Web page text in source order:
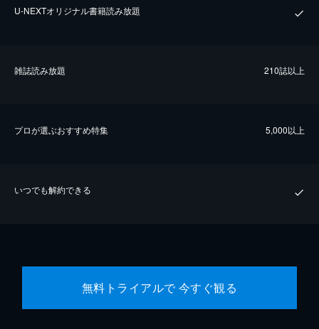
U-NEXTオリジナル書籍読み放題
雑誌読み放題 210誌以上
プロが選ぶおすすめ特集 5,000以上
いつでも解約できる
無料トライアルで 今すぐ観る